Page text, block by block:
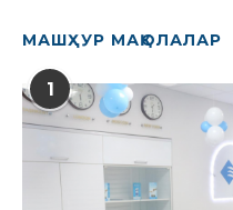
МАШҲУР МАҚОЛАЛАР
1